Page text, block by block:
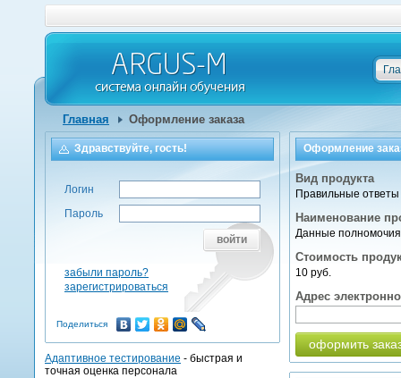
Главная Оформление заказа
Оформление
Вид продукта
Правильные ответы
Наименование
Данные полномочия
Стоимость
10 руб.
Адрес
оформить
Здравствуйте, гость!
Логин
Пароль
войти
забыли пароль?
зарегистрироваться
Поделиться
Адаптивное тестирование - быстрая и
точная оценка персонала